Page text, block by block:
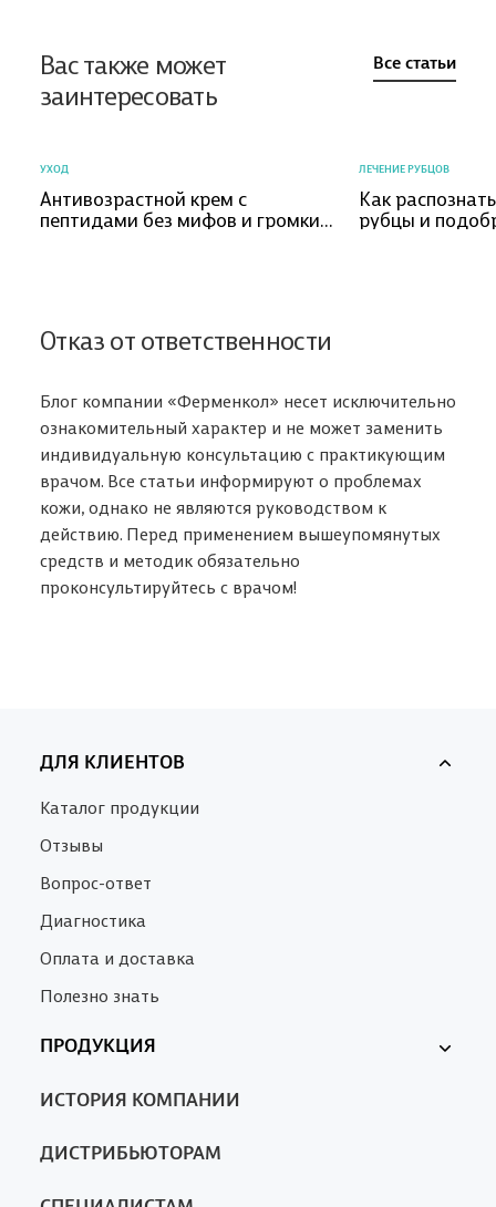
Вас также может
заинтересовать
Все статьи
УХОД
Антивозрастной крем с
пептидами без мифов и громких
ЛЕЧЕНИЕ РУБЦОВ
Как
рубцы и
Отказ от ответственности
Блог компании «Ферменкол» несет исключительно
ознакомительный характер и не может заменить
индивидуальную консультацию с практикующим
врачом. Все статьи информируют о проблемах
кожи, однако не являются руководством к
действию. Перед применением вышеупомянутых
средств и методик обязательно
проконсультируйтесь с врачом!
ДЛЯ КЛИЕНТОВ
Каталог продукции
Отзывы
Вопрос-ответ
Диагностика
Оплата и доставка
Полезно знать
ПРОДУКЦИЯ
Ферменкол
ИСТОРИЯ КОМПАНИИ
ДИСТРИБЬЮТОРАМ